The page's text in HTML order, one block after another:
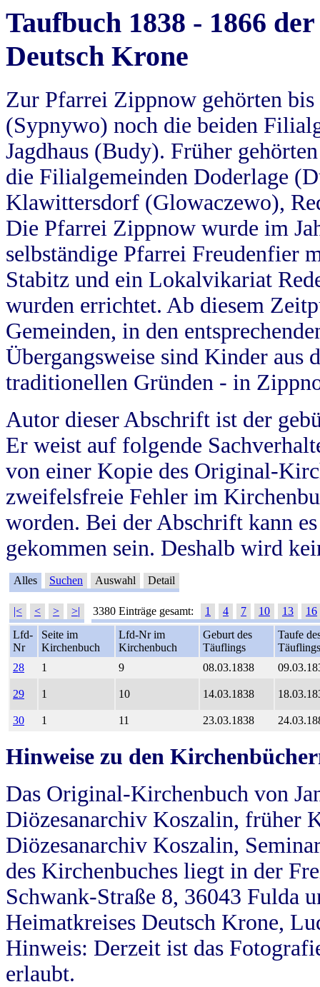
Taufbuch 1838 - 1866
Deutsch Krone
Zur Pfarrei Zippnow gehörten
(Sypnywo) noch die beiden
Jagdhaus (Budy). Früher
die Filialgemeinden Doderlage
Klawittersdorf (Glowaczewo),
Die Pfarrei Zippnow wurde im
selbständige Pfarrei Freudenfier
Stabitz und ein Lokalvikariat
wurden errichtet. Ab diesem
Gemeinden, in den
Übergangsweise sind Kinder aus
traditionellen Gründen - in
Autor dieser Abschrift ist der
Er weist auf folgende
von einer Kopie des Original-
zweifelsfreie Fehler im
worden. Bei der Abschrift kann
gekommen sein. Deshalb wird
Alles Suchen Auswahl Detail
|< < > >| 3380 Einträge gesamt: 1 4 7 10 13
16
Lfd-
Nr
Seite im
Kirchenbuch
Lfd-Nr im
Kirchenbuch
Geburt des
Täuflings
Taufe
Täuflings
28
1 9 08.03.1838
29 1 10 14.03.1838
30 1 11 23.03.1838
Hinweise zu den
Das Original-Kirchenbuch von
Diözesanarchiv Koszalin, früher
Diözesanarchiv Koszalin,
des Kirchenbuches liegt in der
Schwank-Straße 8, 36043 Fulda
Heimatkreises Deutsch Krone,
Hinweis: Derzeit ist das
erlaubt.